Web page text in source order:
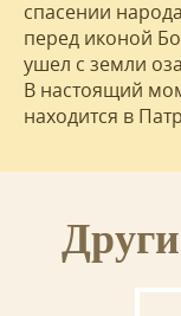
спасении
перед иконой
ушел с земли
В настоящий
находится в